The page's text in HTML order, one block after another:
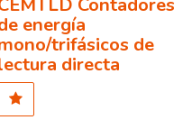
energía
trifásicos de
directa